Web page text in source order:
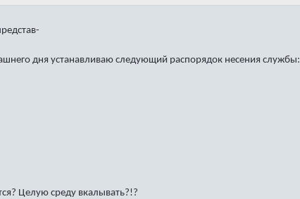
дня устанавливаю следующий распорядок несения службы:
Целую среду вкалывать?!?